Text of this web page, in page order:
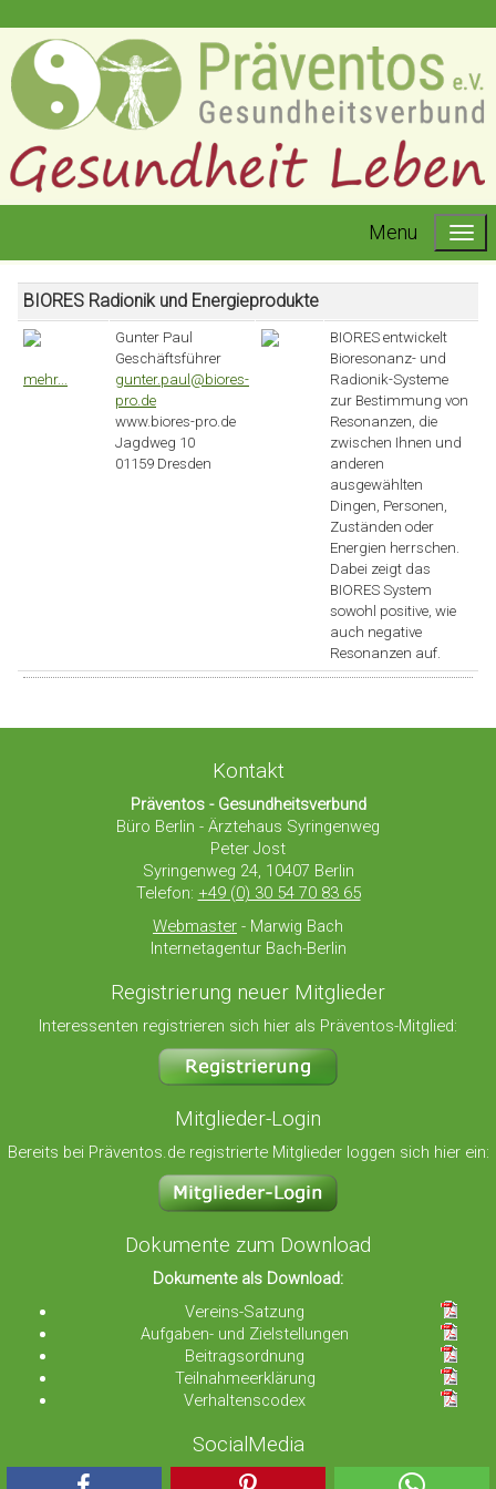
Menu
BIORES Radionik und Energieprodukte
mehr...
Gunter Paul
Geschäftsführer
gunter.paul@biores-
pro.de
www.biores-pro.de
Jagdweg 10
01159 Dresden
BIORES entwickelt
Bioresonanz- und
Radionik-Systeme
zur Bestimmung von
Resonanzen, die
zwischen Ihnen und
anderen
ausgewählten
Dingen, Personen,
Zuständen oder
Energien herrschen.
Dabei zeigt das
BIORES System
sowohl positive, wie
auch negative
Resonanzen auf.
Kontakt
Präventos - Gesundheitsverbund
Büro Berlin - Ärztehaus Syringenweg
Peter Jost
Syringenweg 24, 10407 Berlin
Telefon: +49 (0) 30 54 70 83 65
Webmaster - Marwig Bach
Internetagentur Bach-Berlin
Registrierung neuer Mitglieder
Interessenten registrieren sich hier als Präventos-Mitglied:
Mitglieder-Login
Bereits bei Präventos.de registrierte Mitglieder loggen sich hier ein:
Dokumente zum Download
Dokumente als Download:
Vereins-Satzung
Aufgaben- und Zielstellungen
Beitragsordnung
Teilnahmeerklärung
Verhaltenscodex
SocialMedia